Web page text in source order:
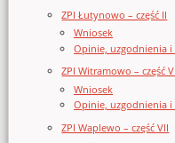
ZPI Łutynowo – część II
Wniosek
Opinie, uzgodnienia i
ZPI Witramowo – część VI
Wniosek
Opinie, uzgodnienia i
ZPI Waplewo – część VII